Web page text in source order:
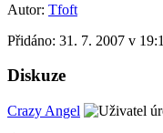
Autor: Tfoft
Přidáno: 31. 7. 2007 v
Diskuze
Crazy Angel